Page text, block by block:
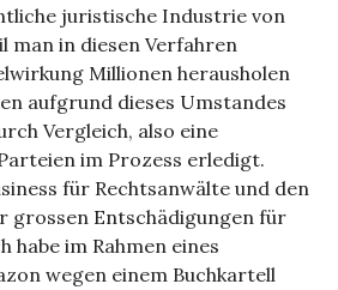
juristische Industrie von
man in diesen Verfahren
Millionen herausholen
aufgrund dieses Umstandes
Vergleich, also eine
im Prozess erledigt.
für Rechtsanwälte und den
grossen Entschädigungen für
habe im Rahmen eines
wegen einem Buchkartell